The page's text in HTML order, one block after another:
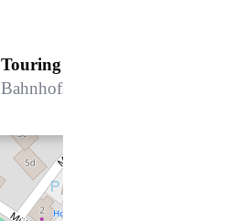
Touring 310
Bahnhofstrasse 6, 7260 Davos Dorf